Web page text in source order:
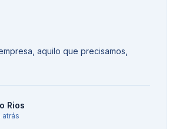
aquilo que precisamos,
Rios
atrás